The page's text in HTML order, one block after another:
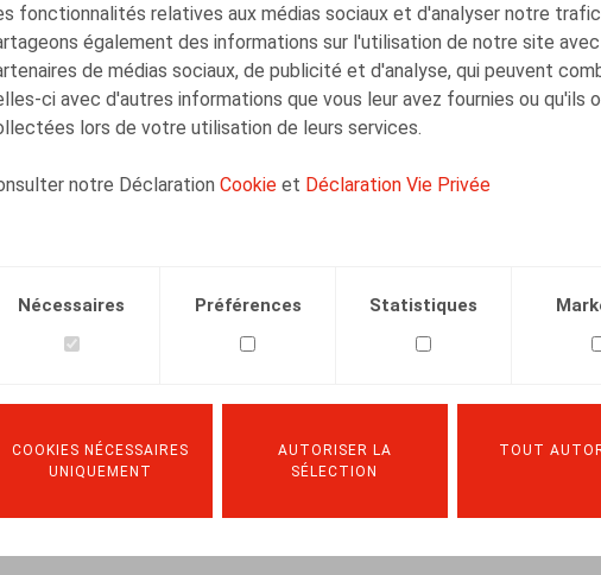
fonctionnalités relatives aux médias sociaux et d'analyser notre
également des informations sur l'utilisation de notre site
de médias sociaux, de publicité et d'analyse, qui peuvent
ci avec d'autres informations que vous leur avez fournies ou qu'ils
lors de votre utilisation de leurs services.
notre Déclaration Cookie et Déclaration Vie Privée
Nécessaires Préférences Statistiques
COOKIES NÉCESSAIRES
UNIQUEMENT
AUTORISER LA
SÉLECTION
TOUT